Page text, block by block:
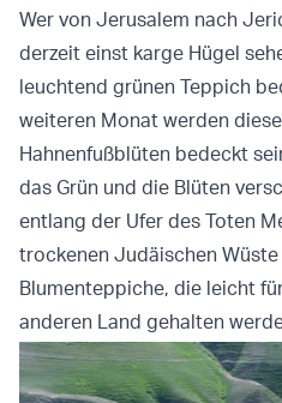
Wer von Jerusalem nach
derzeit einst karge Hügel
leuchtend grünen Teppich
weiteren Monat werden
Hahnenfußblüten bedeckt
das Grün und die Blüten
entlang der Ufer des Toten
trockenen Judäischen
Blumenteppiche, die leicht
anderen Land gehalten